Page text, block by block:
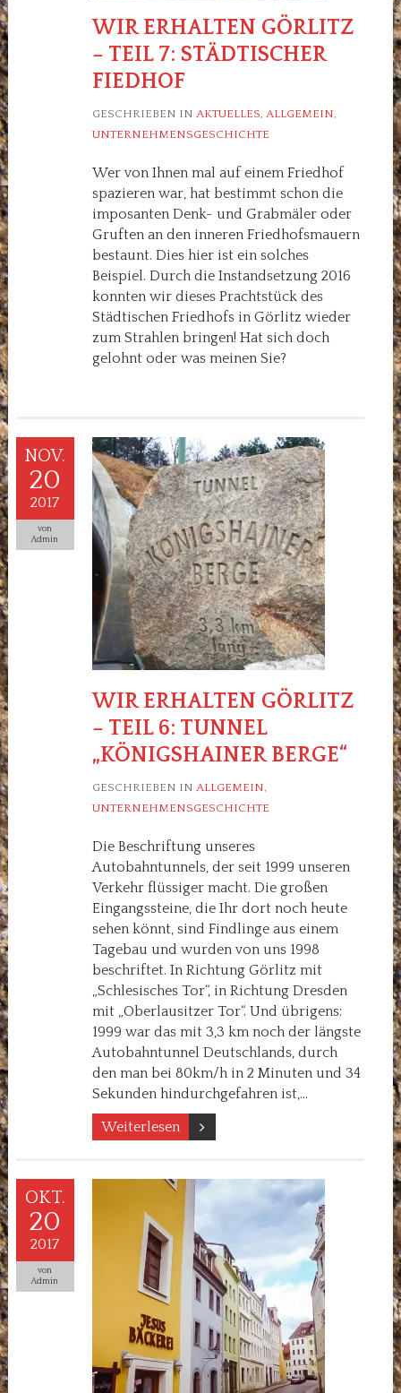
WIR ERHALTEN GÖRLITZ
– TEIL 7: STÄDTISCHER
FIEDHOF
GESCHRIEBEN IN AKTUELLES, ALLGEMEIN,
UNTERNEHMENSGESCHICHTE
Wer von Ihnen mal auf einem Friedhof
spazieren war, hat bestimmt schon die
imposanten Denk- und Grabmäler oder
Gruften an den inneren Friedhofsmauern
bestaunt. Dies hier ist ein solches
Beispiel. Durch die Instandsetzung 2016
konnten wir dieses Prachtstück des
Städtischen Friedhofs in Görlitz wieder
zum Strahlen bringen! Hat sich doch
gelohnt oder was meinen Sie?
NOV.
20
2017
von
Admin
WIR ERHALTEN GÖRLITZ
– TEIL 6: TUNNEL
„KÖNIGSHAINER BERGE“
GESCHRIEBEN IN ALLGEMEIN,
UNTERNEHMENSGESCHICHTE
Die Beschriftung unseres
Autobahntunnels, der seit 1999 unseren
Verkehr flüssiger macht. Die großen
Eingangssteine, die Ihr dort noch heute
sehen könnt, sind Findlinge aus einem
Tagebau und wurden von uns 1998
beschriftet. In Richtung Görlitz mit
„Schlesisches Tor“, in Richtung Dresden
mit „Oberlausitzer Tor“. Und übrigens:
1999 war das mit 3,3 km noch der längste
Autobahntunnel Deutschlands, durch
den man bei 80km/h in 2 Minuten und 34
Sekunden hindurchgefahren ist,…
Weiterlesen
OKT.
20
2017
von
Admin